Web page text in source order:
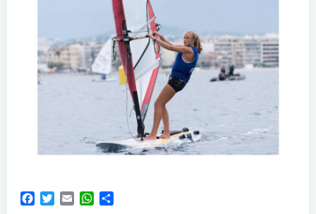
Facebook
TwitterEmailWhatsApp